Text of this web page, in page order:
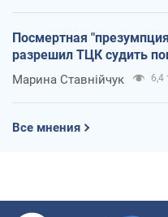
Посмертная
разрешил ТЦК судить
Марина Ставнійчук 6,4
Все мнения